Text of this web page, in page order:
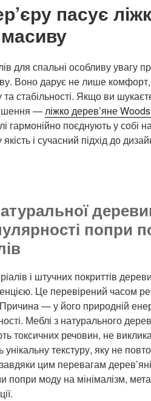
пасує
для спальні особливу увагу
Воно дарує не лише
стабільності. Якщо ви
—ліжко дерев’яне
гармонійно поєднують у собі
і сучасний підхід до
попри
і штучних покриттів
Це перевірений часом
— у його природній
Меблі з натурального
токсичних речовин, не
текстуру, яку не
цим перевагам
попри моду на мінімалізм,